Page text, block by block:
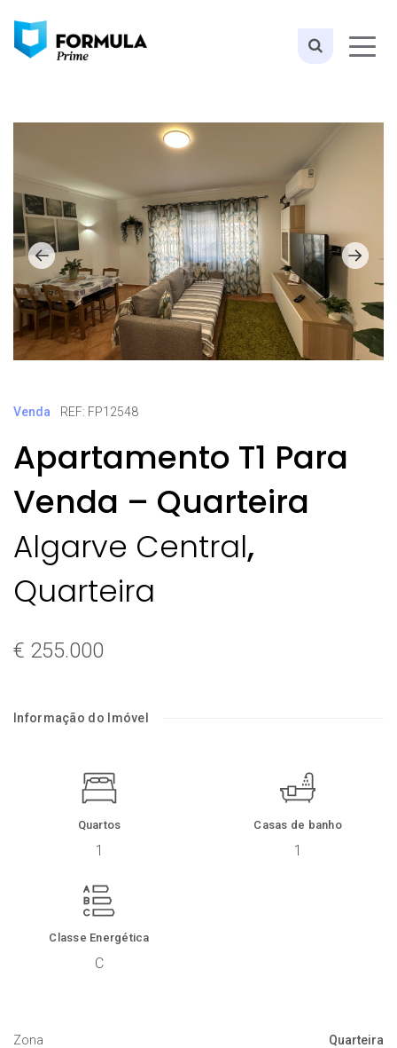
Venda REF: FP12548
Apartamento T1 Para
Venda – Quarteira
Algarve Central,
Quarteira
€ 255.000
Informação do Imóvel
Quartos
1
Casas de banho
1
Classe Energética
C
Zona Quarteira